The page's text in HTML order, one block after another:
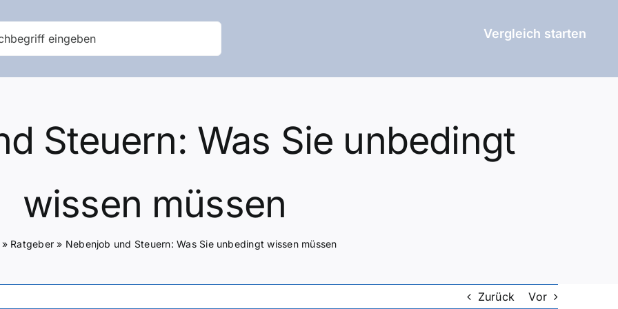
Vergleich starten
Steuern: Was Sie unbedingt
wissen müssen
» Ratgeber » Nebenjob und Steuern: Was Sie unbedingt wissen müssen
Zurück Vor